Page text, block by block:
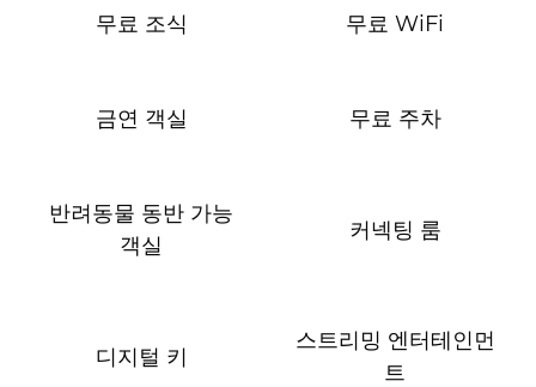
무료 조식 무료 WiFi
금연 객실 무료 주차
반려동물 동반 가능
객실
커넥팅 룸
디지털 키
스트리밍 엔터테인먼
트